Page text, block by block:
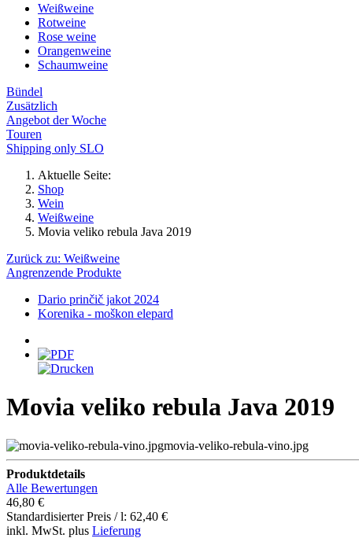
Weißweine
Rotweine
Rose weine
Orangenweine
Schaumweine
Bündel
Zusätzlich
Angebot der Woche
Touren
Shipping only SLO
Aktuelle Seite:
Shop
Wein
Weißweine
Movia veliko rebula Java 2019
Zurück zu: Weißweine
Angrenzende Produkte
Dario prinčič jakot 2024
Korenika - moškon elepard
Movia veliko rebula Java 2019
movia-veliko-rebula-vino.jpg
Produktdetails
Alle Bewertungen
46,80 €
Standardisierter Preis / l: 62,40 €
inkl. MwSt. plus Lieferung